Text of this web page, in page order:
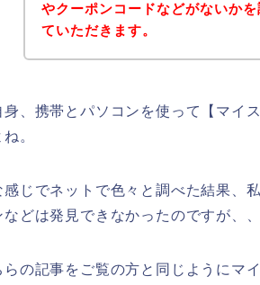
やクーポンコードなどがないか
ていただきます。
身、携帯とパソコンを使って【マイ
。
感じでネットで色々と調べた結果、
どは発見できなかったのですが、、
らの記事をご覧の方と同じようにマ